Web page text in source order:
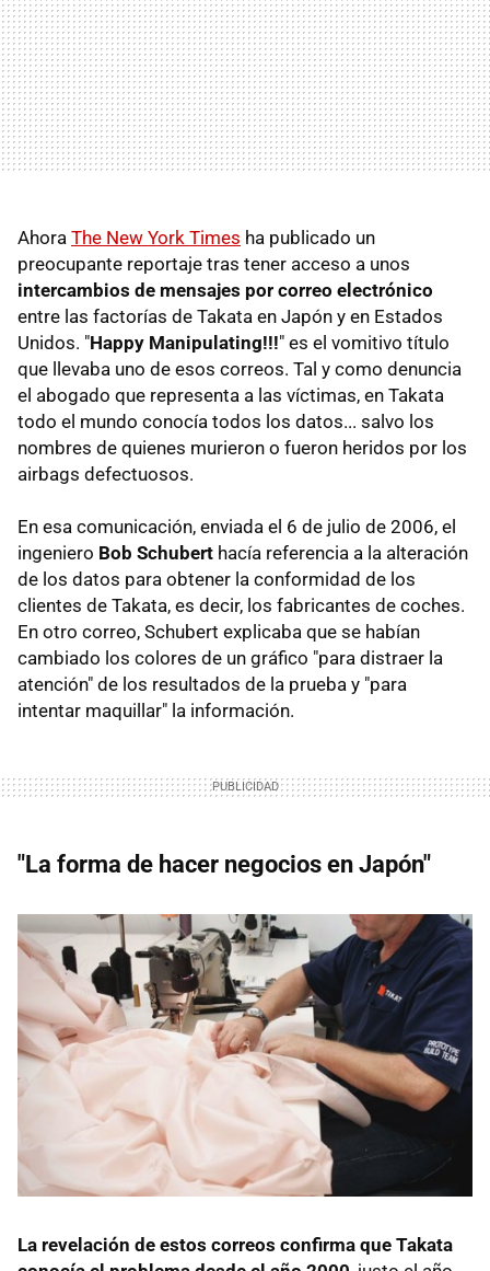
Ahora The New York Times ha publicado un
preocupante reportaje tras tener acceso a unos
intercambios de mensajes por correo electrónico
entre las factorías de Takata en Japón y en Estados
Unidos. "Happy Manipulating!!!" es el vomitivo título
que llevaba uno de esos correos. Tal y como denuncia
el abogado que representa a las víctimas, en Takata
todo el mundo conocía todos los datos... salvo los
nombres de quienes murieron o fueron heridos por los
airbags defectuosos.
En esa comunicación, enviada el 6 de julio de 2006, el
ingeniero Bob Schubert hacía referencia a la alteración
de los datos para obtener la conformidad de los
clientes de Takata, es decir, los fabricantes de coches.
En otro correo, Schubert explicaba que se habían
cambiado los colores de un gráfico "para distraer la
atención" de los resultados de la prueba y "para
intentar maquillar" la información.
"La forma de hacer negocios en Japón"
La revelación de estos correos confirma que Takata